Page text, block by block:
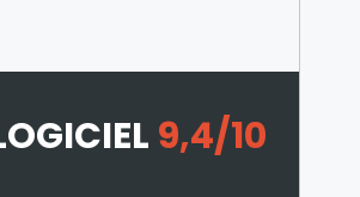
9,4/10